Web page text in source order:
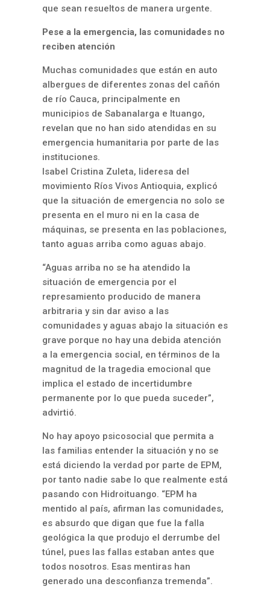
que sean resueltos de manera urgente.
Pese a la emergencia, las comunidades no
reciben atención
Muchas comunidades que están en auto
albergues de diferentes zonas del cañón
de río Cauca, principalmente en
municipios de Sabanalarga e Ituango,
revelan que no han sido atendidas en su
emergencia humanitaria por parte de las
instituciones.
Isabel Cristina Zuleta, lideresa del
movimiento Ríos Vivos Antioquia, explicó
que la situación de emergencia no solo se
presenta en el muro ni en la casa de
máquinas, se presenta en las poblaciones,
tanto aguas arriba como aguas abajo.
“Aguas arriba no se ha atendido la
situación de emergencia por el
represamiento producido de manera
arbitraria y sin dar aviso a las
comunidades y aguas abajo la situación es
grave porque no hay una debida atención
a la emergencia social, en términos de la
magnitud de la tragedia emocional que
implica el estado de incertidumbre
permanente por lo que pueda suceder”,
advirtió.
No hay apoyo psicosocial que permita a
las familias entender la situación y no se
está diciendo la verdad por parte de EPM,
por tanto nadie sabe lo que realmente está
pasando con Hidroituango. “EPM ha
mentido al país, afirman las comunidades,
es absurdo que digan que fue la falla
geológica la que produjo el derrumbe del
túnel, pues las fallas estaban antes que
todos nosotros. Esas mentiras han
generado una desconfianza tremenda”.